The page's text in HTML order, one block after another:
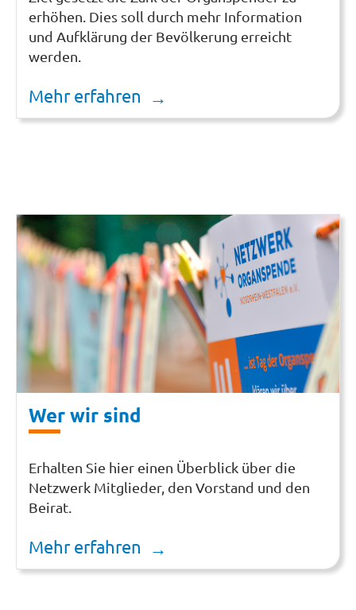
erhöhen. Dies soll durch mehr Information
und Aufklärung der Bevölkerung erreicht
werden.
Mehr erfahren
Wer wir sind
Erhalten Sie hier einen Überblick über die
Netzwerk Mitglieder, den Vorstand und den
Beirat.
Mehr erfahren